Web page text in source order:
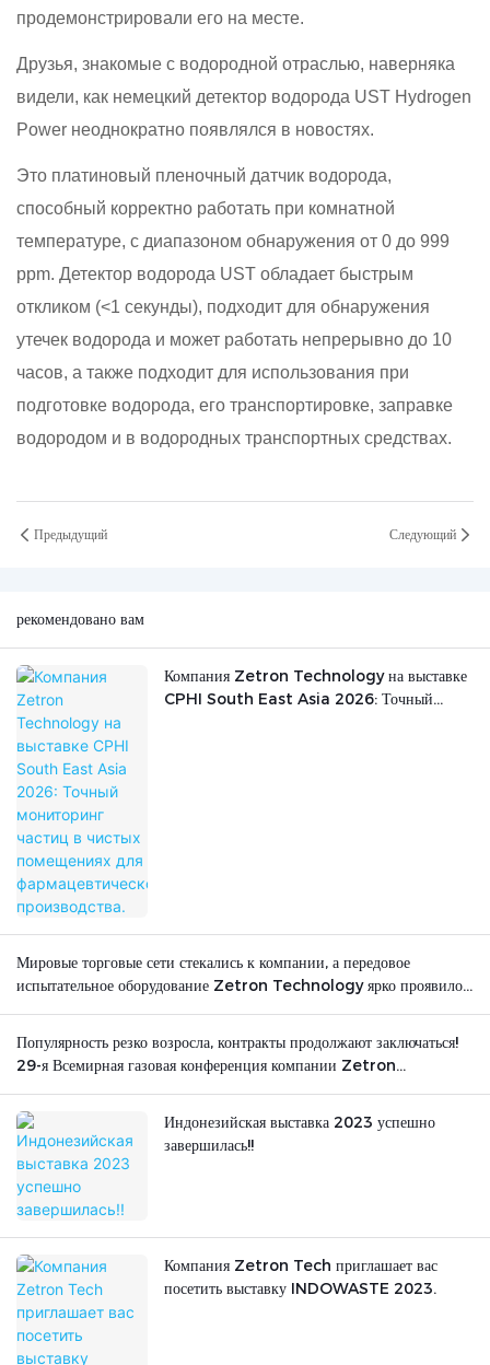
продемонстрировали его на месте.
Друзья, знакомые с водородной отраслью, наверняка
видели, как немецкий детектор водорода UST Hydrogen
Power неоднократно появлялся в новостях.
Это платиновый пленочный датчик водорода,
способный корректно работать при комнатной
температуре, с диапазоном обнаружения от 0 до 999
ppm. Детектор водорода UST обладает быстрым
откликом (<1 секунды), подходит для обнаружения
утечек водорода и может работать непрерывно до 10
часов, а также подходит для использования при
подготовке водорода, его транспортировке, заправке
водородом и в водородных транспортных средствах.
Предыдущий Следующий
рекомендовано вам
Компания Zetron Technology на выставке
CPHI South East Asia 2026: Точный
Мировые торговые сети стекались к компании, а передовое
испытательное оборудование Zetron Technology ярко проявило
Популярность резко возросла, контракты продолжают заключаться!
29-я Всемирная газовая конференция компании Zetron
Индонезийская выставка 2023 успешно
завершилась!!
Компания Zetron Tech приглашает вас
посетить выставку INDOWASTE 2023.